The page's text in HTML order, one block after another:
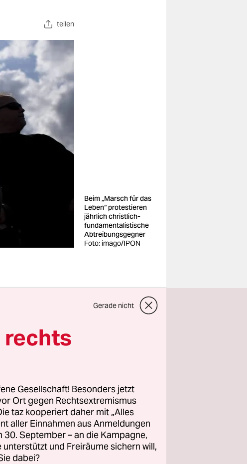
teilen
Beim „Marsch für das
Leben“ protestieren
jährlich christlich-
fundamentalistische
Abtreibungsgegner
Foto: imago/IPON
„Gegen
legalisieren,
der
Text Mitte
dem
Gerade nicht
rechts
Gesellschaft! Besonders jetzt
Ort gegen Rechtsextremismus
taz kooperiert daher mit „Alles
aller Einnahmen aus Anmeldungen
30. September – an die Kampagne,
und Freiräume sichern will,
dabei?